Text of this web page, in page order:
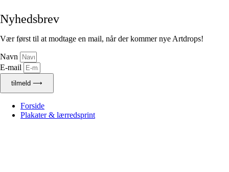
Nyhedsbrev
Vær først til at modtage en mail, når der kommer nye Artdrops!
Navn
E-mail
tilmeld ⟶
Forside
Plakater & lærredsprint